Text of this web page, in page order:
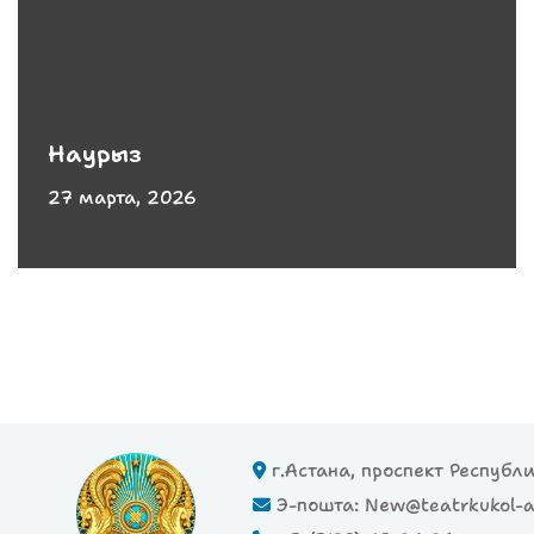
Наурыз
27 марта, 2026
г.Астана, проспект
Э-пошта: New@teatrkukol-